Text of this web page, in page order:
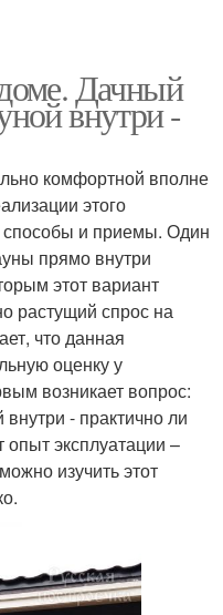
Дачный
внутри -
комфортной вполне
этого
и приемы. Один
прямо внутри
этот вариант
растущий спрос на
что данная
оценку у
возникает вопрос:
- практично ли
эксплуатации –
изучить этот